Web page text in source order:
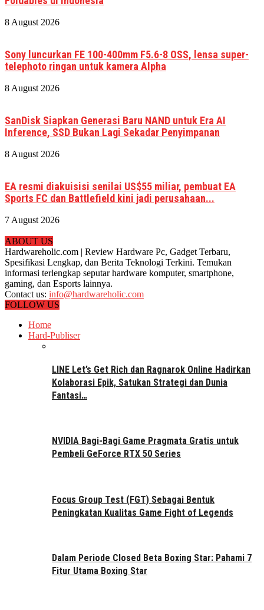
8 August 2026
Sony luncurkan FE 100-400mm F5.6-8 OSS, lensa super-
telephoto ringan untuk kamera Alpha
8 August 2026
SanDisk Siapkan Generasi Baru NAND untuk Era AI
Inference, SSD Bukan Lagi Sekadar Penyimpanan
8 August 2026
EA resmi diakuisisi senilai US$55 miliar, pembuat EA
Sports FC dan Battlefield kini jadi perusahaan...
7 August 2026
ABOUT US
Hardwareholic.com | Review Hardware Pc, Gadget Terbaru,
Spesifikasi Lengkap, dan Berita Teknologi Terkini. Temukan
informasi terlengkap seputar hardware komputer, smartphone,
gaming, dan Esports lainnya.
Contact us: info@hardwareholic.com
FOLLOW US
Home
Hard-Publiser
LINE Let’s Get Rich dan Ragnarok Online Hadirkan
Kolaborasi Epik, Satukan Strategi dan Dunia
Fantasi…
NVIDIA Bagi-Bagi Game Pragmata Gratis untuk
Pembeli GeForce RTX 50 Series
Focus Group Test (FGT) Sebagai Bentuk
Peningkatan Kualitas Game Fight of Legends
Dalam Periode Closed Beta Boxing Star: Pahami 7
Fitur Utama Boxing Star